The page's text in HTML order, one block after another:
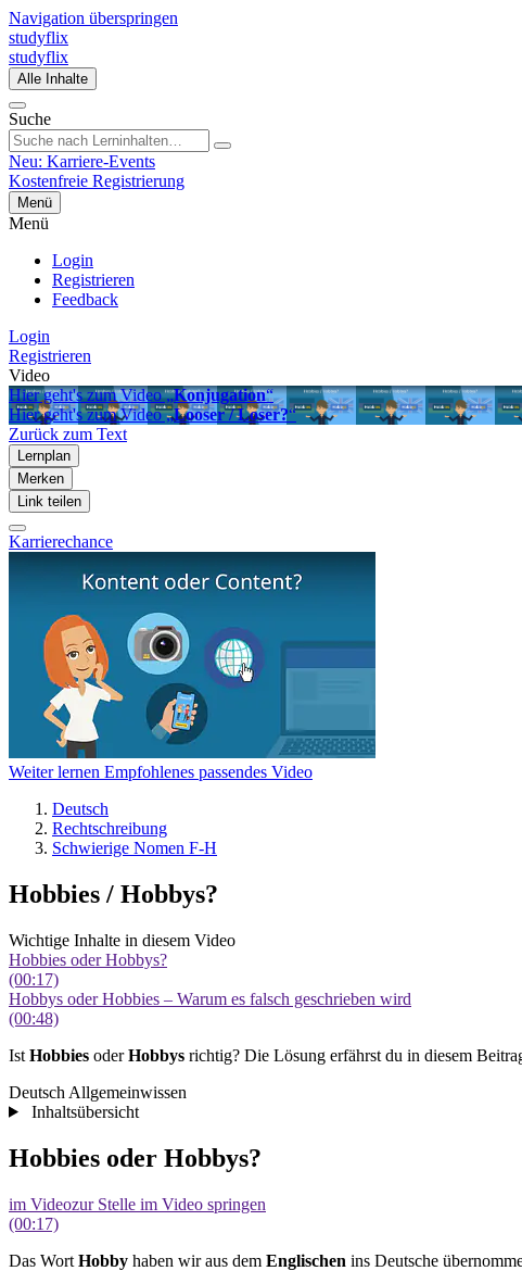
Navigation überspringen
studyflix
studyflix
Alle Inhalte
Suche
Neu: Karriere-Events
Kostenfreie Registrierung
Menü
Menü
Login
Registrieren
Feedback
Login
Registrieren
Video
Hier geht's zum Video „Konjugation“
Hier geht's zum Video „Looser / Loser?“
Zurück zum Text
Lernplan
Merken
Link teilen
Karrierechance
Weiter lernen Empfohlenes passendes Video
Deutsch
Rechtschreibung
Schwierige Nomen F-H
Hobbies / Hobbys?
Wichtige Inhalte in diesem Video
Hobbies oder Hobbys?
(00:17)
Hobbys oder Hobbies – Warum es falsch geschrieben wird
(00:48)
Ist Hobbies oderHobbys richtig? Die Lösung erfährst du in diesem
Deutsch Allgemeinwissen
Inhaltsübersicht
Hobbies oder Hobbys?
im Videozur Stelle im Video springen
(00:17)
Das Wort Hobby haben wir aus dem Englischen ins Deutsche